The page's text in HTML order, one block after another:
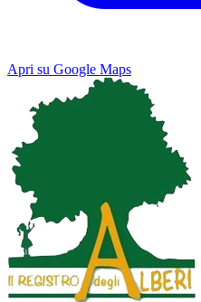
Apri su Google Maps
Map Satellite
Keyboard shortcuts